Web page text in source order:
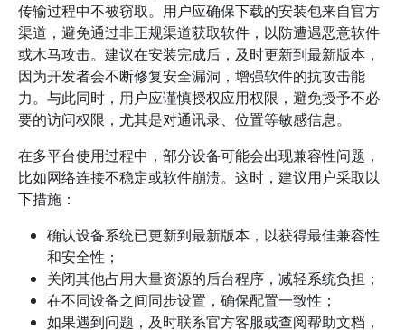
传输过程中不被窃取。用户应确保下载的安装包来自官方
渠道，避免通过非正规渠道获取软件，以防遭遇恶意软件
或木马攻击。建议在安装完成后，及时更新到最新版本，
因为开发者会不断修复安全漏洞，增强软件的抗攻击能
力。与此同时，用户应谨慎授权应用权限，避免授予不必
要的访问权限，尤其是对通讯录、位置等敏感信息。
在多平台使用过程中，部分设备可能会出现兼容性问题，
比如网络连接不稳定或软件崩溃。这时，建议用户采取以
下措施：
确认设备系统已更新到最新版本，以获得最佳兼容性
和安全性；
关闭其他占用大量资源的后台程序，减轻系统负担；
在不同设备之间同步设置，确保配置一致性；
如果遇到问题，及时联系官方客服或查阅帮助文档，